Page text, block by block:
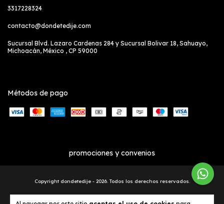
3317228324
contacto@dondetedije.com
Sucursal Blvd. Lazaro Cardenas 284 y Sucursal Bolivar 18, Sahuayo,
Michoacán, México , CP 59000
Métodos de pago
promociones y convenios
Copyright dondetedije - 2026. Todos los derechos reservados.